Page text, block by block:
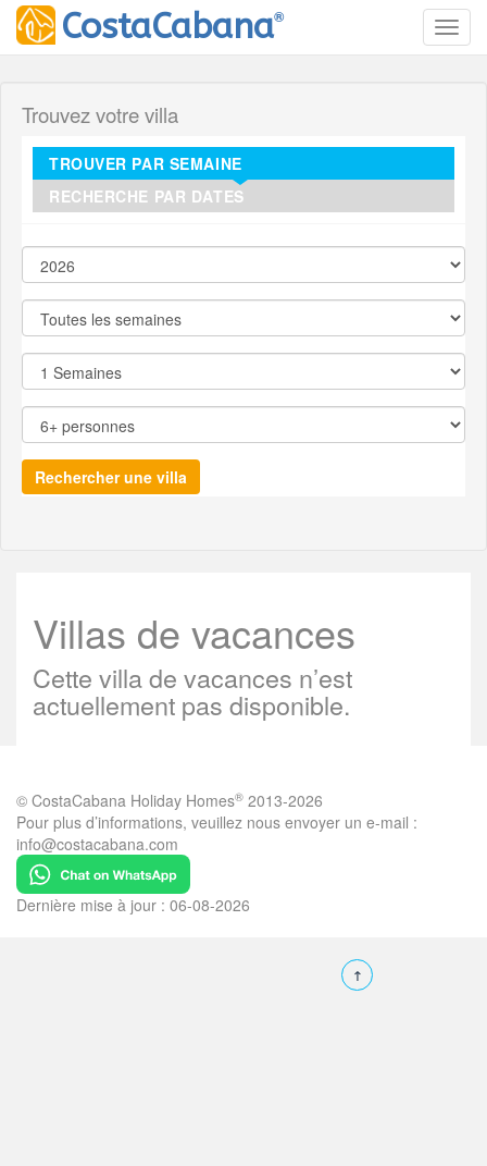
CostaCabana®
Trouvez votre villa
TROUVER PAR SEMAINE
RECHERCHE PAR DATES
Villas de vacances
Cette villa de vacances n’est
actuellement pas disponible.
© CostaCabana Holiday Homes® 2013-2026
Pour plus d’informations, veuillez nous envoyer un e-mail :
info@costacabana.com
Dernière mise à jour : 06-08-2026